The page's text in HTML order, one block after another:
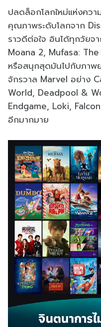
ปลดล็อกโลกใหม่แห่งคว
คุณภาพระดับโลกจาก
ราวดีต่อใจ อินได้ทุกวัยจ
Moana 2, Mufasa:
หรือสนุกสุดมันไปกับภาพ
จักรวาล Marvel อย่าง
World, Deadpool &
Endgame, Loki,
อีกมากมาย